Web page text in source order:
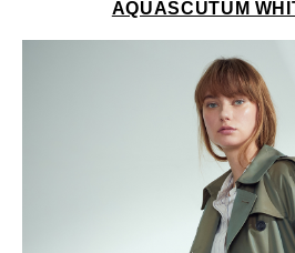
AQUASCUTUM